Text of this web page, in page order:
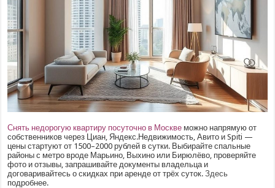
Снять недорогую квартиру посуточно в Москве можно напрямую от
собственников через Циан, Яндекс.Недвижимость, Авито и Spiti —
цены стартуют от 1500–2000 рублей в сутки. Выбирайте спальные
районы с метро вроде Марьино, Выхино или Бирюлёво, проверяйте
фото и отзывы, запрашивайте документы владельца и
договаривайтесь о скидках при аренде от трёх суток.Здесь
подробнее.